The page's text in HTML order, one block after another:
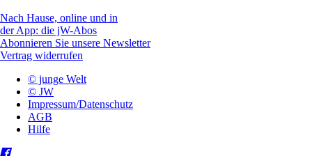
Nach Hause, online und in
der App: die jW-Abos
Abonnieren Sie unsere Newsletter
Vertrag widerrufen
© junge Welt
© JW
Impressum/Datenschutz
AGB
Hilfe